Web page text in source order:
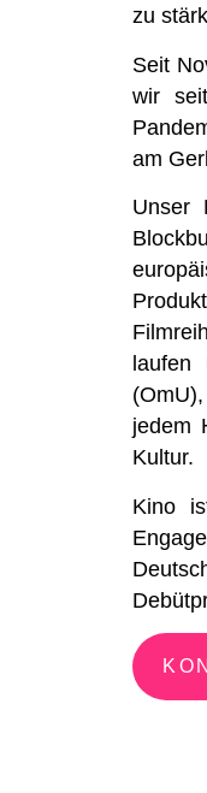
zu
Seit
wir
am
Unser
laufen
jedem
Kultur.
Kino